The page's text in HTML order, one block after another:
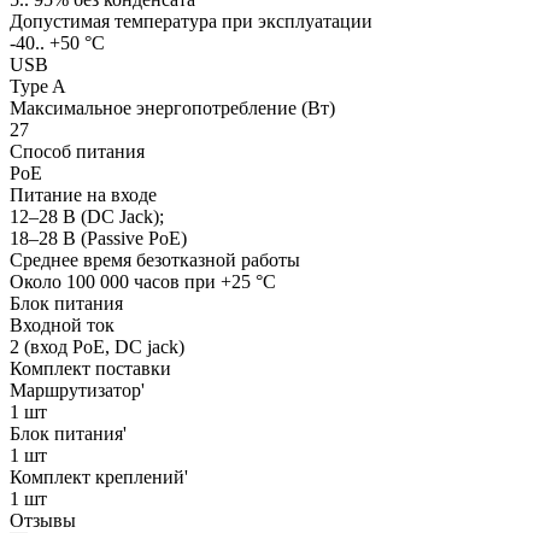
Допустимая температура при эксплуатации
-40.. +50 °C
USB
Type A
Максимальное энергопотребление (Вт)
27
Способ питания
PoE
Питание на входе
12–28 В (DC Jack);
18–28 В (Passive PoE)
Среднее время безотказной работы
Около 100 000 часов при +25 °C
Блок питания
Входной ток
2 (вход PoE, DC jack)
Комплект поставки
Маршрутизатор'
1 шт
Блок питания'
1 шт
Комплект креплений'
1 шт
Отзывы